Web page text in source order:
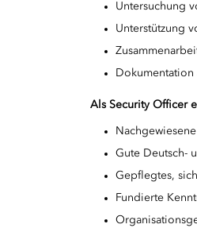
Untersuchung
Unterstützung
Als Security Officer
Gute Deutsch-
Gepflegtes,
Fundierte